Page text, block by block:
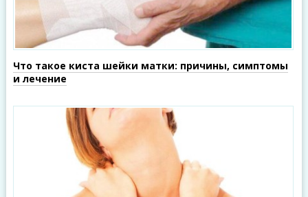
Что такое киста шейки матки: причины, симптомы
и лечение